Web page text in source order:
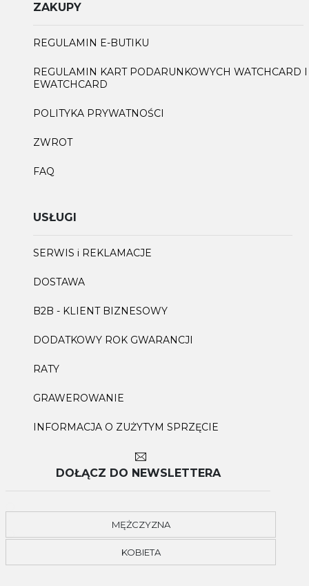
ZAKUPY
REGULAMIN E-BUTIKU
REGULAMIN KART PODARUNKOWYCH WATCHCARD I
EWATCHCARD
POLITYKA PRYWATNOŚCI
ZWROT
FAQ
USŁUGI
SERWIS i REKLAMACJE
DOSTAWA
B2B - KLIENT BIZNESOWY
DODATKOWY ROK GWARANCJI
RATY
GRAWEROWANIE
INFORMACJA O ZUŻYTYM SPRZĘCIE
DOŁĄCZ DO NEWSLETTERA
MĘŻCZYZNA
KOBIETA